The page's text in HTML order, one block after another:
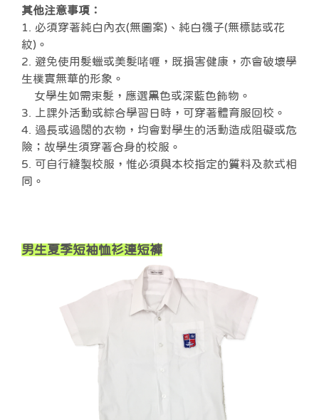
其他注意事項：
1. 必須穿著純白內衣(無圖案)、純白襪子(無標誌或花
紋)。
2. 避免使用髮蠟或美髮啫喱，既損害健康，亦會破壞學
生樸實無華的形象。
女學生如需束髮，應選黑色或深藍色飾物。
3. 上課外活動或綜合學習日時，可穿著體育服回校。
4. 過長或過闊的衣物，均會對學生的活動造成阻礙或危
險；故學生須穿著合身的校服。
5. 可自行縫製校服，惟必須與本校指定的質料及款式相
同。
男生夏季短袖恤衫連短褲